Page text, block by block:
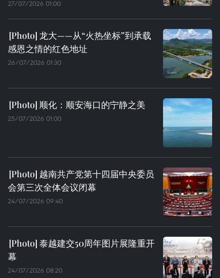
27/07/2026 01:00
龙大——从“火热坐标”到承载
感恩之情的红色地址
26/07/2026 01:30
顺化：顺安海口的宁静之美
25/07/2026 01:00
越南共产党第十四届中央委员
会第三次全体会议闭幕
24/07/2026 09:40
泰越建交50周年图片展隆重开
幕
24/07/2026 08:20